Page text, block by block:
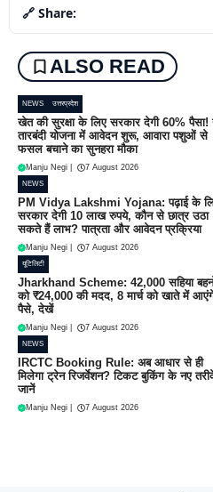
🔗 Share:
ALSO READ
NEWS उत्तरप्रदेश
खेत की सुरक्षा के लिए सरकार देगी 60% पैसा!
तारबंदी योजना में आवेदन शुरू, आवारा पशुओं से
फसल बचाने का सुनहरा मौका
Manju Negi 7 August 2026
NEWS
PM Vidya Lakshmi Yojana: पढ़ाई के
सरकार देगी 10 लाख रुपये, कौन से छात्र उठा
सकते हैं लाभ? पात्रता और आवेदन प्रक्रिया
Manju Negi 7 August 2026
यूटिलिटी
Jharkhand Scheme: 42,000 सहिया
को ₹24,000 की मदद, 8 मार्च को खाते में
पैसे, देखें
Manju Negi 7 August 2026
NEWS
IRCTC Booking Rule: अब आधार से ही
मिलेगा ट्रेन रिजर्वेशन? टिकट बुकिंग के नए
जानें
Manju Negi 7 August 2026